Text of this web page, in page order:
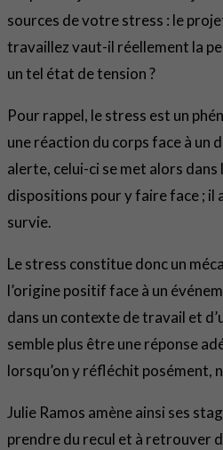
sources de votre stress : le
travaillez vaut-il réellement la
un tel état de tension ?
Pour rappel, le stress est un
une réaction du corps face à un
alerte, celui-ci se met alors dans
dispositions pour y faire face ; il
survie.
Le stress constitue donc un
l’origine positif face à un
dans un contexte de travail et
semble plus être une réponse
lorsqu’on y réfléchit posément,
Julie Ramos amène ainsi ses
prendre du recul et à retrouver